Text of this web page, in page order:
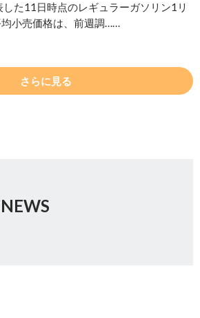
た11日時点のレギュラーガソリン1リ
小売価格は、前週調……
さらに見る